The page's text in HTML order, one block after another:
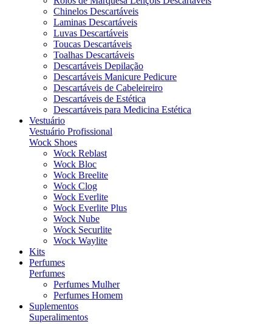
Chinelos Descartáveis
Laminas Descartáveis
Luvas Descartáveis
Toucas Descartáveis
Toalhas Descartáveis
Descartáveis Depilação
Descartáveis Manicure Pedicure
Descartáveis de Cabeleireiro
Descartáveis de Estética
Descartáveis para Medicina Estética
Vestuário
Vestuário Profissional
Wock Shoes
Wock Reblast
Wock Bloc
Wock Breelite
Wock Clog
Wock Everlite
Wock Everlite Plus
Wock Nube
Wock Securlite
Wock Waylite
Kits
Perfumes
Perfumes
Perfumes Mulher
Perfumes Homem
Suplementos
Superalimentos